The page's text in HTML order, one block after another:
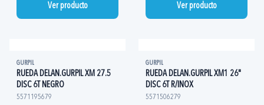
Ver producto Ver producto
GURPIL
RUEDA DELAN.GURPIL XM 27.5
DISC 6T NEGRO
5571195679
GURPIL
RUEDA DELAN.GURPIL XM1 26"
DISC 6T R/INOX
5571506279